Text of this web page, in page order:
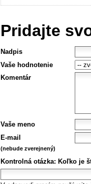
Pridajte
Nadpis
Vaše hodnotenie
Komentár
Vaše meno
E-mail
(nebude zverejnený)
Kontrolná otázka: Koľko je